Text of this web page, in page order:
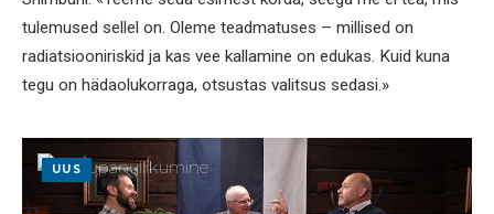
tulemused sellel on. Oleme teadmatuses – millised on
radiatsiooniriskid ja kas vee kallamine on edukas. Kuid kuna
tegu on hädaolukorraga, otsustas valitsus sedasi.»
UUS